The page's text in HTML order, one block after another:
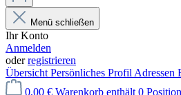
Menü schließen
Ihr Konto
Anmelden
oderregistrieren
Übersicht Persönliches Profil Adressen
0,00 € Warenkorb enthält 0